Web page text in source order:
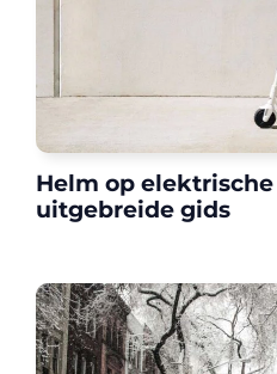
Helm op elektrische
uitgebreide gids